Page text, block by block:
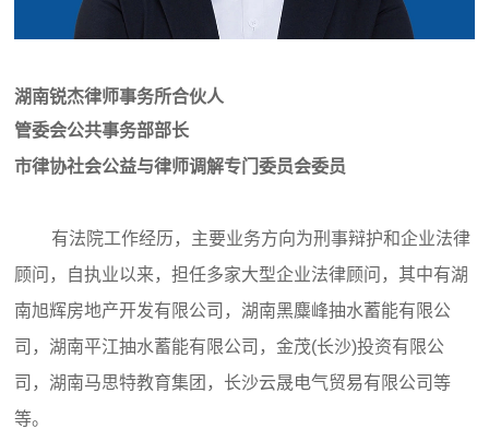
湖南锐杰律师事务所合伙人
管委会公共事务部部长
市律协社会公益与律师调解专门委员会委员
有法院工作经历，主要业务方向为刑事辩护和企业法律
顾问，自执业以来，担任多家大型企业法律顾问，其中有湖
南旭辉房地产开发有限公司，湖南黑麋峰抽水蓄能有限公
司，湖南平江抽水蓄能有限公司，金茂(长沙)投资有限公
司，湖南马思特教育集团，长沙云晟电气贸易有限公司等
等。